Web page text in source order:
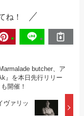
ね！
butcher、ア
』を本日先行リリー
開催！
ヴァリッ